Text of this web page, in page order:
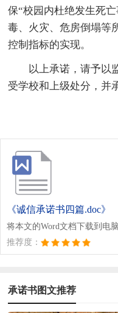
保“校园内杜绝发生死
毒、火灾、危房倒塌等
控制指标的实现。
以上承诺，请予以
受学校和上级处分，并
《诚信承诺书四篇.doc》
将本文的Word文档下载到电
推荐度：
承诺书图文推荐